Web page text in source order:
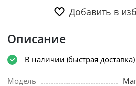
Добавить в
Описание
В наличии (быстрая доставка)
Модель